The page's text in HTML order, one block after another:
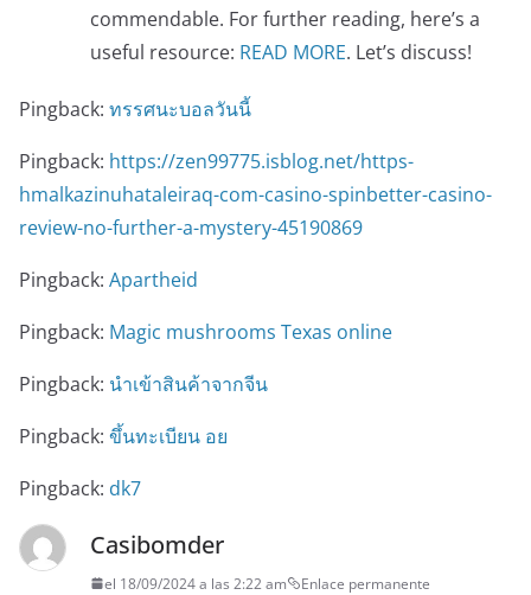
commendable. For further reading, here’s a
useful resource: READ MORE. Let’s discuss!
Pingback: ทรรศนะบอลวันนี้
Pingback: https://zen99775.isblog.net/https-
hmalkazinuhataleiraq-com-casino-spinbetter-casino-
review-no-further-a-mystery-45190869
Pingback: Apartheid
Pingback: Magic mushrooms Texas online
Pingback: นำเข้าสินค้าจากจีน
Pingback: ขึ้นทะเบียน อย
Pingback: dk7
Casibomder
el 18/09/2024 a las 2:22 am Enlace permanente